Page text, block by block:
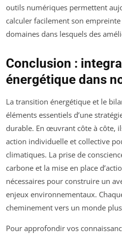
outils numériques permettent
calculer facilement son
domaines dans lesquels des
Conclusion :
énergétique dans
La transition énergétique et le
éléments essentiels d’une
durable. En œuvrant côte à côte,
action individuelle et collective
climatiques. La prise de
carbone et la mise en place
nécessaires pour construire un
enjeux environnementaux.
cheminement vers un monde
Pour approfondir vos